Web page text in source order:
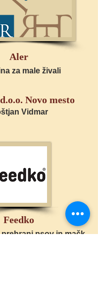
Aler
za male živali
Novo mesto
Vidmar
Feedko
psov in mačk